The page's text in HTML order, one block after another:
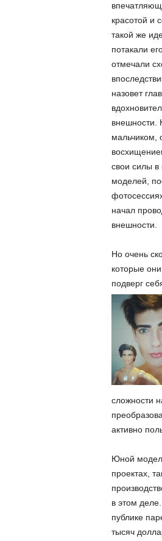
красотой и
такой же
потакали
отмечали
назовет
внешности.
мальчиком,
свои силы в
моделей,
начал
внешности.
Но очень
которые
подверг
сложности
активно
Юной
проектах,
в этом деле.
публике
тысяч